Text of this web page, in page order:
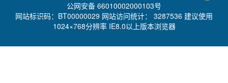
公网安备 66010002000103号
网站标识码：BT00000029 网站访问统计： 3287536 建议使用
1024×768分辨率 IE8.0以上版本浏览器